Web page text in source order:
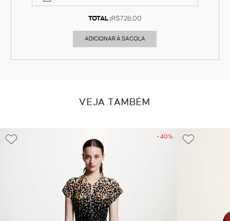
TOTAL :R$728,00
ADICIONAR À SACOLA
VEJA TAMBÉM
- 40%